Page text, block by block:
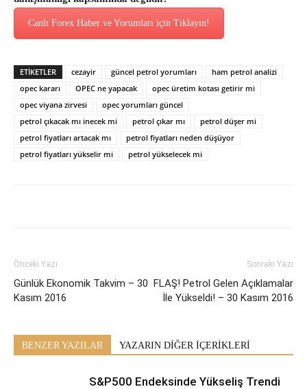
Canlı Forex Haber ve Yorumları için Tıklayın!
ETİKETLER cezayir güncel petrol yorumları
ham petrol analizi
opec kararı
OPEC ne yapacak
opec üretim kotası getirir mi
opec viyana zirvesi
opec yorumları güncel
petrol çıkacak mı inecek mi
petrol çıkar mı
petrol düşer mi
petrol fiyatları artacak mı
petrol fiyatları neden düşüyor
petrol fiyatları yükselir mi
petrol yükselecek mi
Önceki Yazı
Günlük Ekonomik Takvim – 30
Kasım 2016
Sonraki Yazı
FLAŞ! Petrol Gelen Açıklamalar
İle Yükseldi! – 30 Kasım 2016
BENZER YAZILAR YAZARIN DİĞER İÇERİKLERİ
S&P500 Endeksinde Yükseliş Trendi